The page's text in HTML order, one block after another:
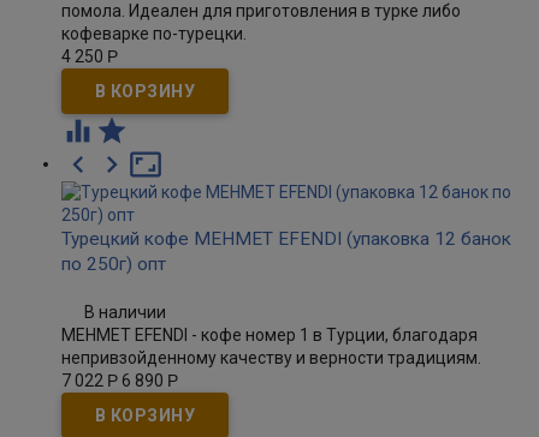
помола. Идеален для приготовления в турке либо
кофеварке по-турецки.
4 250 Р
 

 
Турецкий кофе MEHMET EFENDI (упаковка 12 банок
по 250г) опт
В наличии
MEHMET EFENDI - кофе номер 1 в Турции, благодаря
непривзойденному качеству и верности традициям.
7 022 Р 6 890 Р